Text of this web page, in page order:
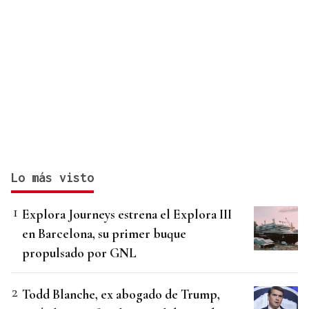
Lo más visto
Explora Journeys estrena el Explora III
en Barcelona, su primer buque
propulsado por GNL
Todd Blanche, ex abogado de Trump,